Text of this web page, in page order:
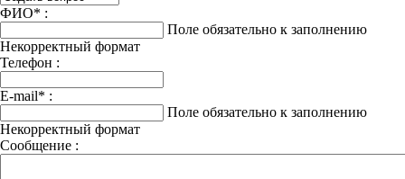
ФИО* :
Поле обязательно к заполнению
Некорректный формат
Телефон :
E-mail* :
Поле обязательно к заполнению
Некорректный формат
Сообщение :